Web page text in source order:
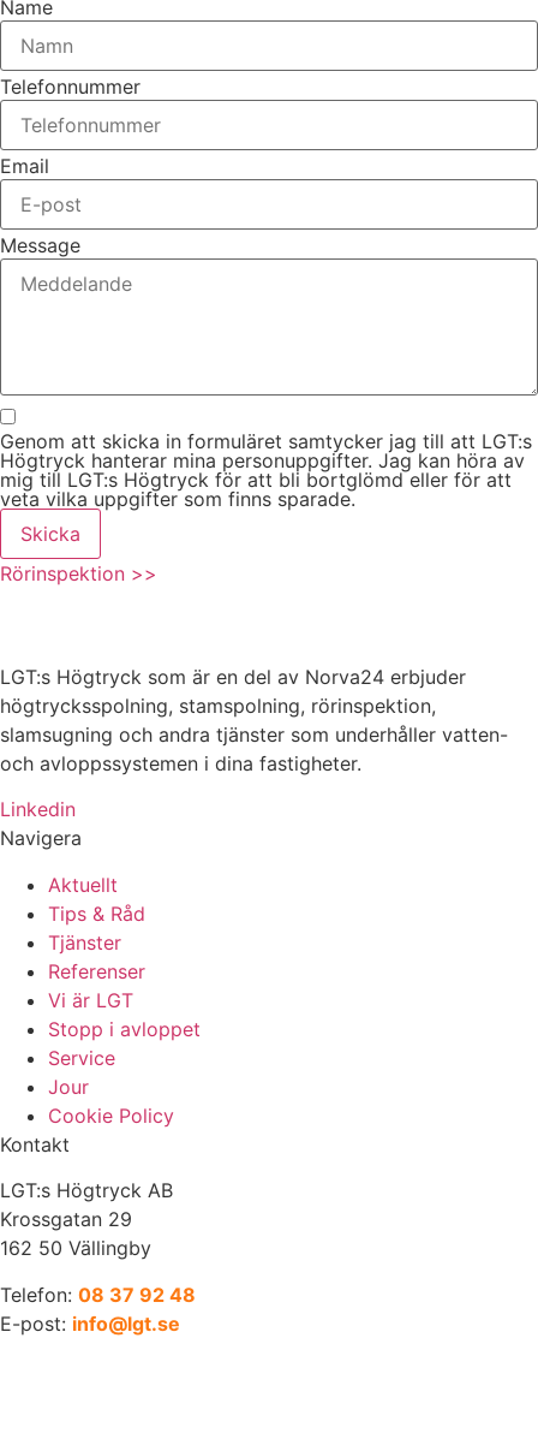
Name
Telefonnummer
Email
Message
Genom att skicka in formuläret samtycker jag till att LGT:s
Högtryck hanterar mina personuppgifter. Jag kan höra av
mig till LGT:s Högtryck för att bli bortglömd eller för att
veta vilka uppgifter som finns sparade.
Skicka
Rörinspektion >>
LGT:s Högtryck som är en del av Norva24 erbjuder
högtrycksspolning, stamspolning, rörinspektion,
slamsugning och andra tjänster som underhåller vatten-
och avloppssystemen i dina fastigheter.
Linkedin
Navigera
Aktuellt
Tips & Råd
Tjänster
Referenser
Vi är LGT
Stopp i avloppet
Service
Jour
Cookie Policy
Kontakt
LGT:s Högtryck AB
Krossgatan 29
162 50 Vällingby
Telefon: 08 37 92 48
E-post: info@lgt.se